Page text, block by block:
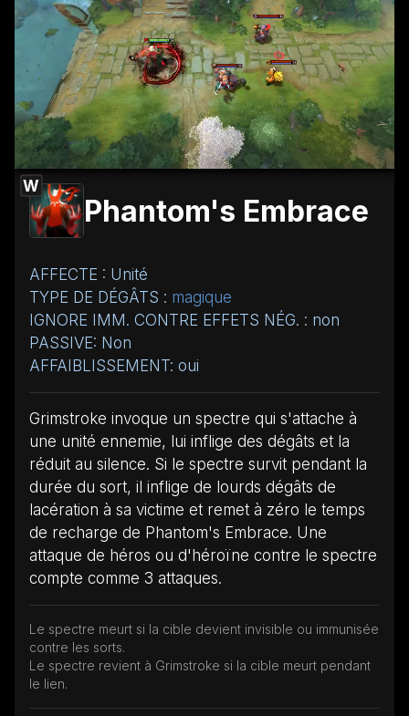
W
Phantom's Embrace
AFFECTE : Unité
TYPE DE DÉGÂTS : magique
IGNORE IMM. CONTRE EFFETS NÉG. : non
PASSIVE: Non
AFFAIBLISSEMENT: oui
Grimstroke invoque un spectre qui s'attache à
une unité ennemie, lui inflige des dégâts et la
réduit au silence. Si le spectre survit pendant la
durée du sort, il inflige de lourds dégâts de
lacération à sa victime et remet à zéro le temps
de recharge de Phantom's Embrace. Une
attaque de héros ou d'héroïne contre le spectre
compte comme 3 attaques.
Le spectre meurt si la cible devient invisible ou immunisée
contre les sorts.
Le spectre revient à Grimstroke si la cible meurt pendant
le lien.